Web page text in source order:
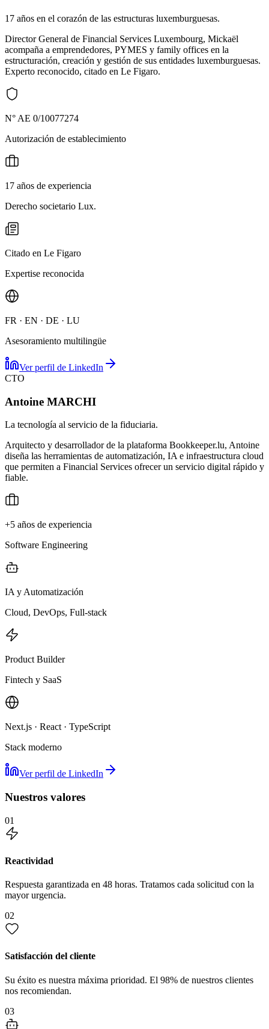
17 años en el corazón de las estructuras luxemburguesas.
Director General de Financial Services Luxembourg, Mickaël
acompaña a emprendedores, PYMES y family offices en la
estructuración, creación y gestión de sus entidades luxemburguesas.
Experto reconocido, citado en Le Figaro.
N° AE 0/10077274
Autorización de establecimiento
17 años de experiencia
Derecho societario Lux.
Citado en Le Figaro
Expertise reconocida
FR · EN · DE · LU
Asesoramiento multilingüe
Ver perfil de LinkedIn
CTO
Antoine MARCHI
La tecnología al servicio de la fiduciaria.
Arquitecto y desarrollador de la plataforma Bookkeeper.lu, Antoine
diseña las herramientas de automatización, IA e infraestructura cloud
que permiten a Financial Services ofrecer un servicio digital rápido y
fiable.
+5 años de experiencia
Software Engineering
IA y Automatización
Cloud, DevOps, Full-stack
Product Builder
Fintech y SaaS
Next.js · React · TypeScript
Stack moderno
Ver perfil de LinkedIn
Nuestros valores
01
Reactividad
Respuesta garantizada en 48 horas. Tratamos cada solicitud con la
mayor urgencia.
02
Satisfacción del cliente
Su éxito es nuestra máxima prioridad. El 98% de nuestros clientes
nos recomiendan.
03